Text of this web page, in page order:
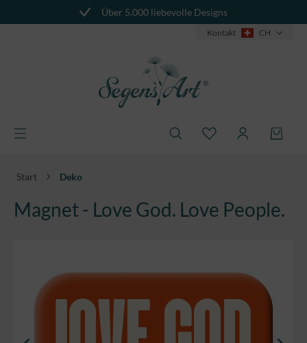
Über 5.000 liebevolle Designs
Kontakt CH
Start Deko
Magnet - Love God. Love People.